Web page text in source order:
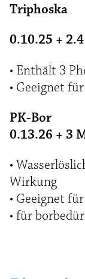
Triphoska
0.10.25 +
• Enthält 3
• Geeignet
PK-Bor
0.13.26 + 3
•
Wirkung
• Geeignet
• für